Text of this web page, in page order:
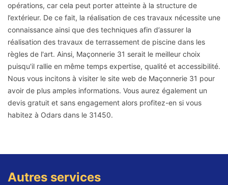
opérations, car cela peut porter atteinte à la structure de
l’extérieur. De ce fait, la réalisation de ces travaux nécessite une
connaissance ainsi que des techniques afin d’assurer la
réalisation des travaux de terrassement de piscine dans les
règles de l'art. Ainsi, Maçonnerie 31 serait le meilleur choix
puisqu'il rallie en même temps expertise, qualité et accessibilité.
Nous vous incitons à visiter le site web de Maçonnerie 31 pour
avoir de plus amples informations. Vous aurez également un
devis gratuit et sans engagement alors profitez-en si vous
habitez à Odars dans le 31450.
Autres services